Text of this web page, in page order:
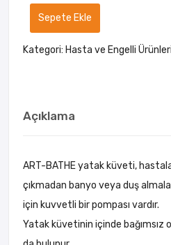
Sepete Ekle
Kategori: Hasta ve Engelli Ürünleri
Açıklama
ART-BATHE yatak küveti,
çıkmadan banyo veya duş
için kuvvetli bir pompası vardır.
Yatak küvetinin içinde bağımsız